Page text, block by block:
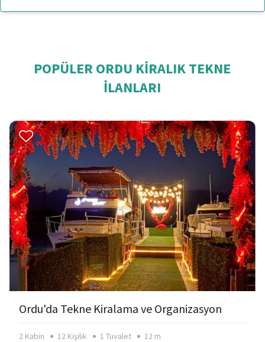
POPÜLER ORDU KIRALIK TEKNE
İLANLARI
Ordu'da Tekne Kiralama ve Organizasyon
2 Kabin 12 Kişilik 1 Tuvalet 12 m